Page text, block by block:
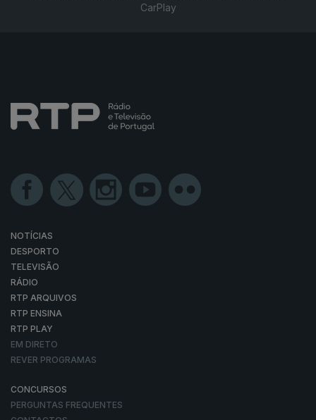
CarPlay
NOTÍCIAS
DESPORTO
TELEVISÃO
RÁDIO
RTP ARQUIVOS
RTP ENSINA
RTP PLAY
EM DIRETO
REVER PROGRAMAS
CONCURSOS
PERGUNTAS FREQUENTES